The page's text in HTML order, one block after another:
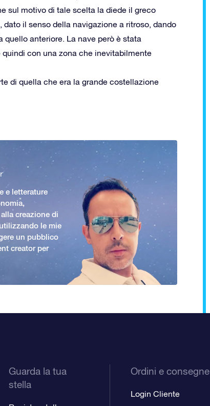
sul motivo di tale scelta la diede il greco
il senso della navigazione a ritroso, dando
anteriore. La nave però è stata
con una zona che inevitabilmente
di quella che era la grande costellazione
e letterature
creazione di
le mie
un pubblico
creator per
Guarda la tua
stella
Ordini e consegne
Login Cliente